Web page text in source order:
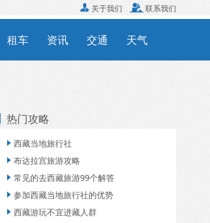
 关于我们  联系我们
租车 资讯 交通 天气
热门攻略
 西藏当地旅行社
 布达拉宫旅游攻略
 常见的去西藏旅游99个解答
 参加西藏当地旅行社的优势
 西藏游玩不宜进藏人群